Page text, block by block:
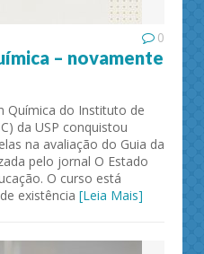
0
– novamente
Química do Instituto de
da USP conquistou
na avaliação do Guia da
pelo jornal O Estado
O curso está
existência [Leia Mais]